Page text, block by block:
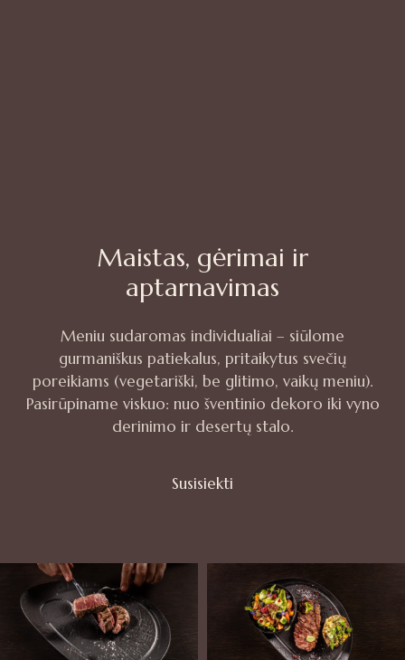
Maistas, gėrimai ir
aptarnavimas
Meniu sudaromas individualiai – siūlome
gurmaniškus patiekalus, pritaikytus svečių
poreikiams (vegetariški, be glitimo, vaikų meniu).
Pasirūpiname viskuo: nuo šventinio dekoro iki vyno
derinimo ir desertų stalo.
Susisiekti